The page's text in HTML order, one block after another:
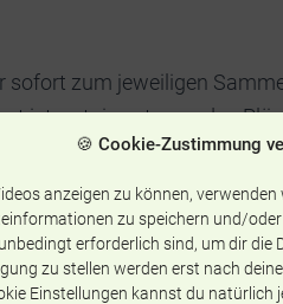
🍪 Cookie-Zustimmung
anzeigen zu können,
zu speichern und/
erforderlich sind, um dir die
zu stellen werden erst nach
Einstellungen kannst du natürlich
sofort zum jeweiligen
ist, entnimmt man den
angelangt, so prüft
Sicherheitsbeauftragten, der
regelmäßig (für das
die stets so zu